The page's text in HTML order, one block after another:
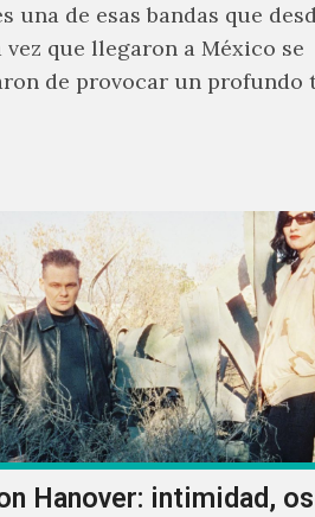
una de esas bandas que
que llegaron a México se
de provocar un profundo
Hanover: intimidad,